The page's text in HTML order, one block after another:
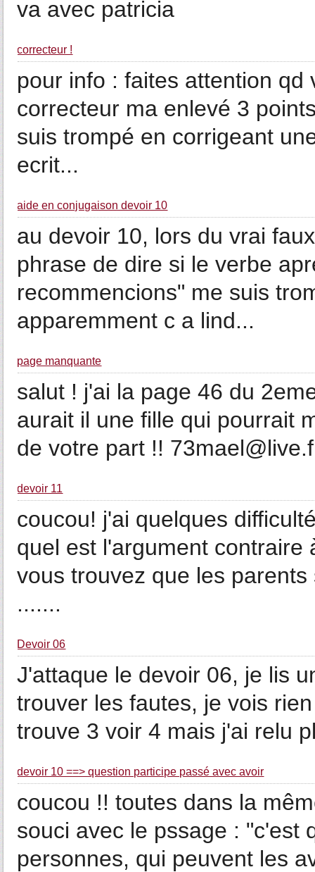
va avec patricia
correcteur !
pour info : faites attention
correcteur ma enlevé 3
suis trompé en corrigeant
ecrit...
aide en conjugaison devoir 10
au devoir 10, lors du vrai
phrase de dire si le verbe
recommencions" me suis
apparemment c a lind...
page manquante
salut ! j'ai la page 46 du
aurait il une fille qui pourrait
de votre part !!
devoir 11
coucou! j'ai quelques
quel est l'argument contraire
vous trouvez que les
.......
Devoir 06
J'attaque le devoir 06, je lis
trouver les fautes, je vois
trouve 3 voir 4 mais j'ai relu
devoir 10 ==> question participe passé avec avoir
coucou !! toutes dans la
souci avec le pssage : "c'est
personnes, qui peuvent les